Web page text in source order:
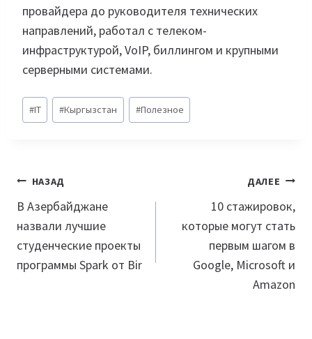
провайдера до руководителя технических
направлений, работал с телеком-
инфраструктурой, VoIP, биллингом и крупными
серверными системами.
Метки
записи:
#IT #Кыргызстан #Полезное
Навигация
по
записям
НАЗАД
В Азербайджане
назвали лучшие
студенческие проекты
программы Spark от Bir
ДАЛЕЕ
10 стажировок,
которые могут стать
первым шагом в
Google, Microsoft и
Amazon